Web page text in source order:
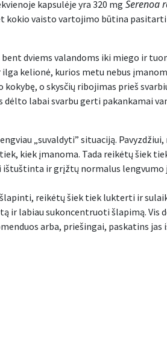
kapsulėje yra 320 mg Serenoa
kokio vaisto vartojimo būtina pasitarti
dviems valandoms iki miego ir
kelionė, kurios metu nebus
o skysčių ribojimas prieš
dėlto labai svarbu gerti pakankamai
„suvaldyti” situaciją.
kiek įmanoma. Tada reikėtų šiek
ir grįžtų normalus lengvumo
reikėtų šiek tiek lukterti ir
ir labiau sukoncentruoti šlapimą. Vis
arba, priešingai, paskatins